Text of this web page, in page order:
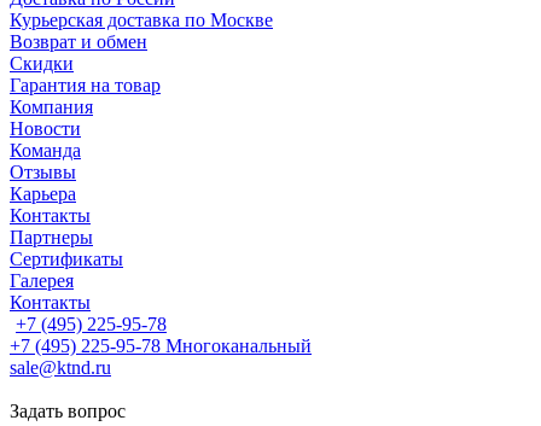
Курьерская доставка по Москве
Возврат и обмен
Скидки
Гарантия на товар
Компания
Новости
Команда
Отзывы
Карьера
Контакты
Партнеры
Сертификаты
Галерея
Контакты
+7 (495) 225-95-78
+7 (495) 225-95-78 Многоканальный
sale@ktnd.ru
Задать вопрос